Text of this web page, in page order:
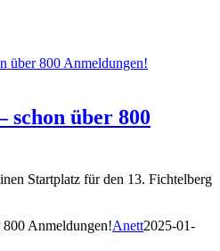
über 800 Anmeldungen!
schon über 800
Startplatz für den 13. Fichtelberg
800 Anmeldungen!Anett2025-01-